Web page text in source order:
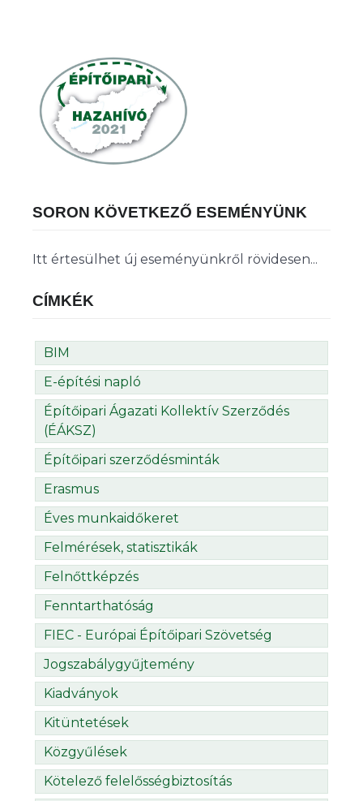
SORON KÖVETKEZŐ ESEMÉNYÜNK
Itt értesülhet új eseményünkről rövidesen...
CÍMKÉK
BIM
E-építési napló
Építőipari Ágazati Kollektív Szerződés
(ÉÁKSZ)
Építőipari szerződésminták
Erasmus
Éves munkaidőkeret
Felmérések, statisztikák
Felnőttképzés
Fenntarthatóság
FIEC - Európai Építőipari Szövetség
Jogszabálygyűjtemény
Kiadványok
Kitüntetések
Közgyűlések
Kötelező felelősségbiztosítás